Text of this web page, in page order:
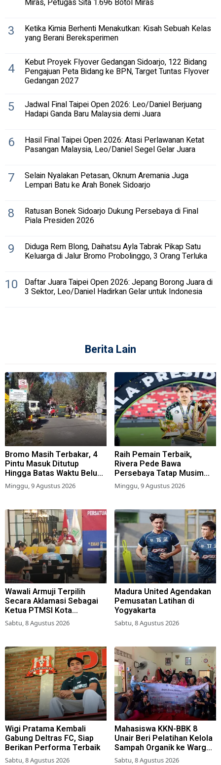
Miras, Petugas Sita 1.696 Botol Miras
3 Ketika Kimia Berhenti Menakutkan: Kisah Sebuah Kelas
yang Berani Bereksperimen
4 Kebut Proyek Flyover Gedangan Sidoarjo, 122 Bidang
Pengajuan Peta Bidang ke BPN, Target Tuntas Flyover
Gedangan 2027
5 Jadwal Final Taipei Open 2026: Leo/Daniel Berjuang
Hadapi Ganda Baru Malaysia demi Juara
6 Hasil Final Taipei Open 2026: Atasi Perlawanan Ketat
Pasangan Malaysia, Leo/Daniel Segel Gelar Juara
7 Selain Nyalakan Petasan, Oknum Aremania Juga
Lempari Batu ke Arah Bonek Sidoarjo
8 Ratusan Bonek Sidoarjo Dukung Persebaya di Final
Piala Presiden 2026
9 Diduga Rem Blong, Daihatsu Ayla Tabrak Pikap Satu
Keluarga di Jalur Bromo Probolinggo, 3 Orang Terluka
10 Daftar Juara Taipei Open 2026: Jepang Borong Juara di
3 Sektor, Leo/Daniel Hadirkan Gelar untuk Indonesia
Berita Lain
Bromo Masih Terbakar, 4
Pintu Masuk Ditutup
Hingga Batas Waktu Belum
Ditentukan
Minggu, 9 Agustus 2026
Raih Pemain Terbaik,
Rivera Pede Bawa
Persebaya Tatap Musim
2026-2027
Minggu, 9 Agustus 2026
Wawali Armuji Terpilih
Secara Aklamasi Sebagai
Ketua PTMSI Kota
Surabaya
Sabtu, 8 Agustus 2026
Madura United Agendakan
Pemusatan Latihan di
Yogyakarta
Sabtu, 8 Agustus 2026
Wigi Pratama Kembali
Gabung Deltras FC, Siap
Berikan Performa Terbaik
Sabtu, 8 Agustus 2026
Mahasiswa KKN-BBK 8
Unair Beri Pelatihan Kelola
Sampah Organik ke Warga
Simokerto Surabaya
Sabtu, 8 Agustus 2026